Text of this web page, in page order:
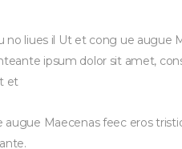
no liues il Ut et cong ue augue
ipsum dolor sit amet,
et
Maecenas feec eros